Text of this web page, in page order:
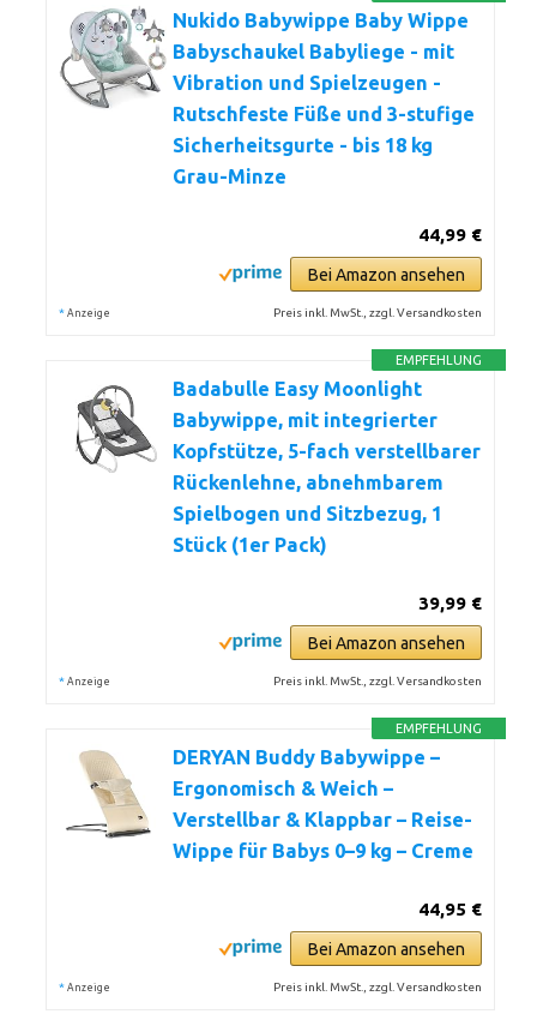
Nukido Babywippe Baby Wippe
Babyschaukel Babyliege - mit
Vibration und Spielzeugen -
Rutschfeste Füße und 3-stufige
Sicherheitsgurte - bis 18 kg
Grau-Minze
44,99 €
Bei Amazon ansehen
* Anzeige Preis inkl. MwSt., zzgl. Versandkosten
EMPFEHLUNG
Badabulle Easy Moonlight
Babywippe, mit integrierter
Kopfstütze, 5-fach verstellbarer
Rückenlehne, abnehmbarem
Spielbogen und Sitzbezug, 1
Stück (1er Pack)
39,99 €
Bei Amazon ansehen
* Anzeige Preis inkl. MwSt., zzgl. Versandkosten
EMPFEHLUNG
DERYAN Buddy Babywippe –
Ergonomisch & Weich –
Verstellbar & Klappbar – Reise-
Wippe für Babys 0–9 kg – Creme
44,95 €
Bei Amazon ansehen
* Anzeige Preis inkl. MwSt., zzgl. Versandkosten